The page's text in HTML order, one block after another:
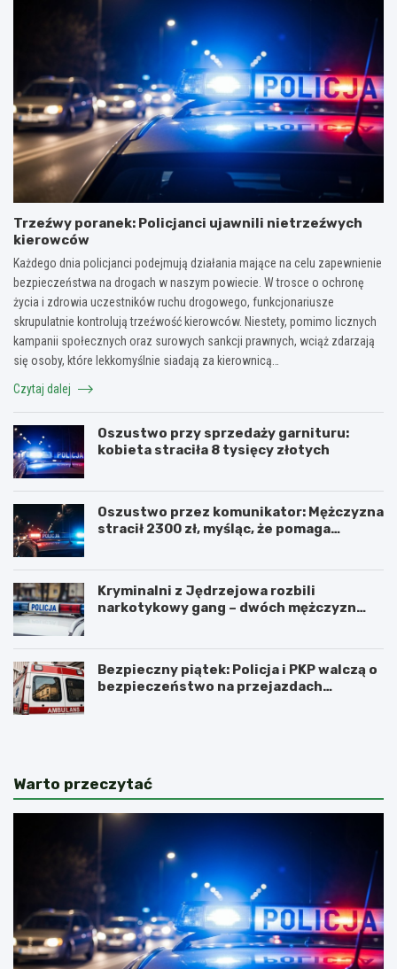
Trzeźwy poranek: Policjanci ujawnili nietrzeźwych
kierowców
Każdego dnia policjanci podejmują działania mające na celu zapewnienie
bezpieczeństwa na drogach w naszym powiecie. W trosce o ochronę
życia i zdrowia uczestników ruchu drogowego, funkcjonariusze
skrupulatnie kontrolują trzeźwość kierowców. Niestety, pomimo licznych
kampanii społecznych oraz surowych sankcji prawnych, wciąż zdarzają
się osoby, które lekkomyślnie siadają za kierownicą…
Czytaj dalej
Oszustwo przy sprzedaży garnituru:
kobieta straciła 8 tysięcy złotych
Oszustwo przez komunikator: Mężczyzna
stracił 2300 zł, myśląc, że pomaga
Kryminalni z Jędrzejowa rozbili
narkotykowy gang – dwóch mężczyzn
Bezpieczny piątek: Policja i PKP walczą o
bezpieczeństwo na przejazdach
Warto przeczytać